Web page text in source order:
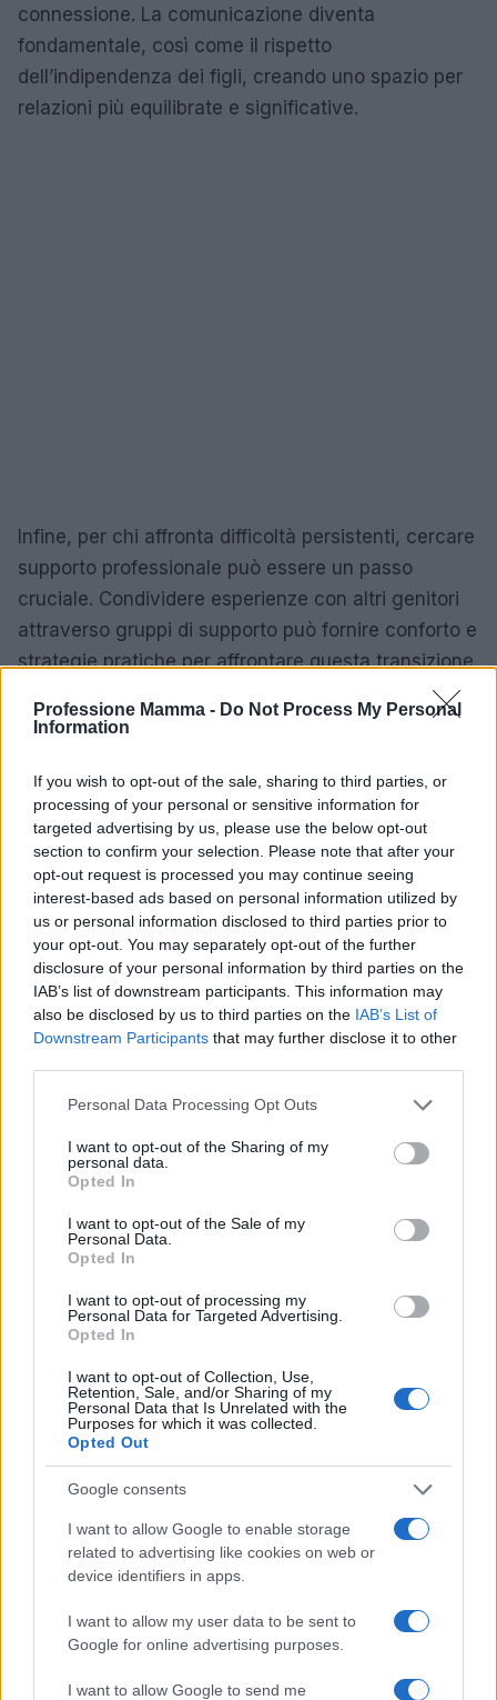
Professione Mamma - Do Not Process My Personal
Information
If you wish to opt-out of the sale, sharing to third parties, or
processing of your personal or sensitive information for
targeted advertising by us, please use the below opt-out
section to confirm your selection. Please note that after your
opt-out request is processed you may continue seeing
interest-based ads based on personal information utilized by
us or personal information disclosed to third parties prior to
your opt-out. You may separately opt-out of the further
disclosure of your personal information by third parties on the
IAB’s list of downstream participants. This information may
also be disclosed by us to third parties on the IAB’s List of
Downstream Participants that may further disclose it to other
Please note that this website/app uses one or more Google
not limited to your visit or usage behaviour. You may click to
grant or deny consent to Google and its third-party tags to
use your data for below specified purposes in below Google
consent section.
Personal Data Processing Opt Outs
I want to opt-out of the Sharing of my
personal data.
Opted In
I want to opt-out of the Sale of my
Personal Data.
Opted In
I want to opt-out of processing my
Personal Data for Targeted Advertising.
Opted In
I want to opt-out of Collection, Use,
Retention, Sale, and/or Sharing of my
Personal Data that Is Unrelated with the
Purposes for which it was collected.
Opted Out
Google consents
I want to allow Google to enable storage
related to advertising like cookies on web or
device identifiers in apps.
I want to allow my user data to be sent to
Google for online advertising purposes.
I want to allow Google to send me
connessione. La comunicazione diventa
fondamentale, così come il rispetto
dell’indipendenza dei figli, creando uno spazio per
relazioni più equilibrate e significative.
Infine, per chi affronta difficoltà persistenti, cercare
supporto professionale può essere un passo
cruciale. Condividere esperienze con altri genitori
attraverso gruppi di supporto può fornire conforto e
strategie pratiche per affrontare questa transizione.
Ricordate: la sindrome del nido vuoto non è solo
una fine, ma l’inizio di un nuovo capitolo , ricco di
AUTORE
AiAdhubMedia
Continua a leggere